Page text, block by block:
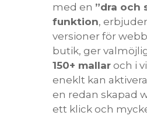
med en ”dra och
funktion,
versioner för
butik, ger
150+ mallaroch i
eneklt kan
en redan skapad
ett klick och